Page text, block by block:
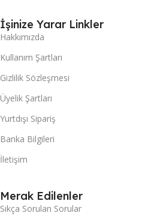
İşinize Yarar Linkler
Hakkımızda
Kullanım Şartları
Gizlilik Sözleşmesi
Üyelik Şartları
Yurtdışı Sipariş
Banka Bilgileri
İletişim
Merak Edilenler
Sıkça Sorulan Sorular